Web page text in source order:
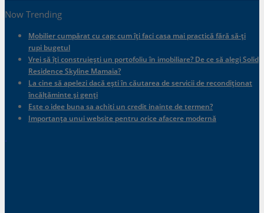
Now Trending
Mobilier cumpărat cu cap: cum îți faci casa mai practică fără să-ți
rupi bugetul
Vrei să îți construiești un portofoliu în imobiliare? De ce să alegi Solid
Residence Skyline Mamaia?
La cine să apelezi dacă ești în căutarea de servicii de recondiționat
încălțăminte și genți
Este o idee buna sa achiti un credit inainte de termen?
Importanța unui website pentru orice afacere modernă
.